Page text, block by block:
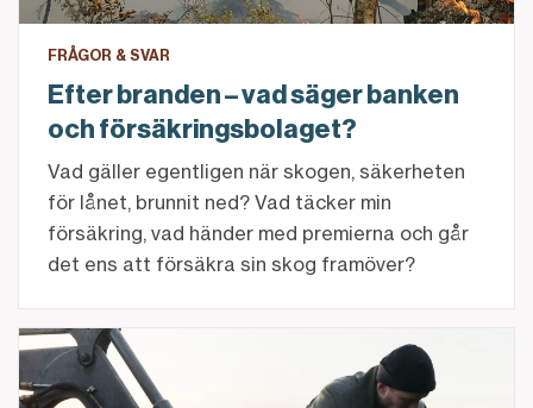
FRÅGOR & SVAR
Efter branden – vad säger banken
och försäkringsbolaget?
Vad gäller egentligen när skogen, säkerheten
för lånet, brunnit ned? Vad täcker min
försäkring, vad händer med premierna och går
det ens att försäkra sin skog framöver?
Beräkna ditt maskinlån – att tänka på vid